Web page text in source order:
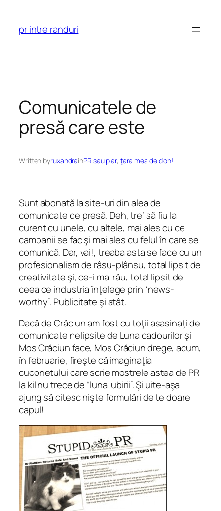
content
pr intre randuri
Comunicatele de
presă care este
Written byruxandrainPR sau piar, ţara mea de d’oh!
Sunt abonată la site-uri din alea de
comunicate de presă. Deh, tre’ să fiu la
curent cu unele, cu altele, mai ales cu ce
campanii se fac şi mai ales cu felul în care se
comunică. Dar, vai!, treaba asta se face cu un
profesionalism de râsu-plânsu, total lipsit de
creativitate şi, ce-i mai rău, total lipsit de
ceea ce industria înţelege prin “news-
worthy”. Publicitate şi atât.
Dacă de Crăciun am fost cu toţii asasinaţi de
comunicate nelipsite de Luna cadourilor şi
Mos Crăciun face, Mos Crăciun drege, acum,
în februarie, fireşte că imaginaţia
cuconetului care scrie mostrele astea de PR
la kil nu trece de “luna iubirii”. Şi uite-aşa
ajung să citesc nişte formulări de te doare
capul!